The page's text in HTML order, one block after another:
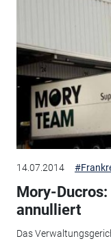
14.07.2014
Mory-
annulliert
Das